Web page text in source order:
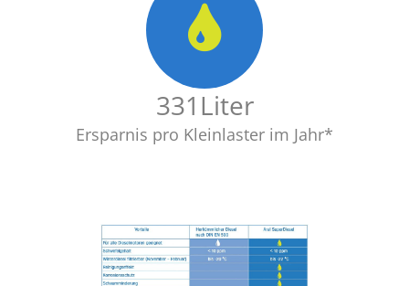
334 Liter
Ersparnis pro Kleinlaster im Jahr*